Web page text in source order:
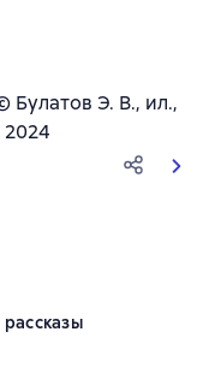
13 оценок
Э. В., ил.,
2024
6 оценок